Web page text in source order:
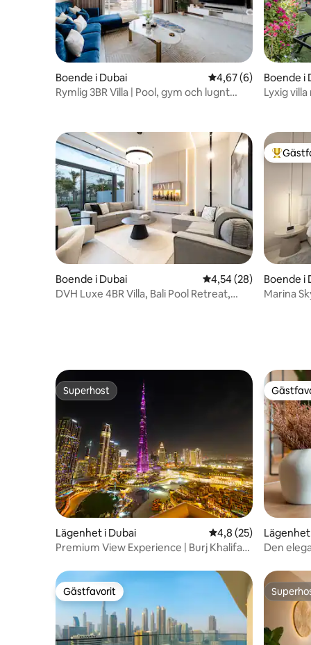
Boende i Dubai 4,67 av 5 i
4,67 (6)
Rymlig 3BR Villa | Pool, gym och lugnt
Boende i
Lyxig
Boende i Dubai 4,54 av 5 i
4,54 (28)
DVH Luxe 4BR Villa, Bali Pool Retreat,
Boende i
Marina
Superhost
Superhost
Lägenhet i Dubai 4,8 av 5 i
4,8 (25)
Premium View Experience | Burj Khalifa
Den
Gästfavorit
Gästfavorit